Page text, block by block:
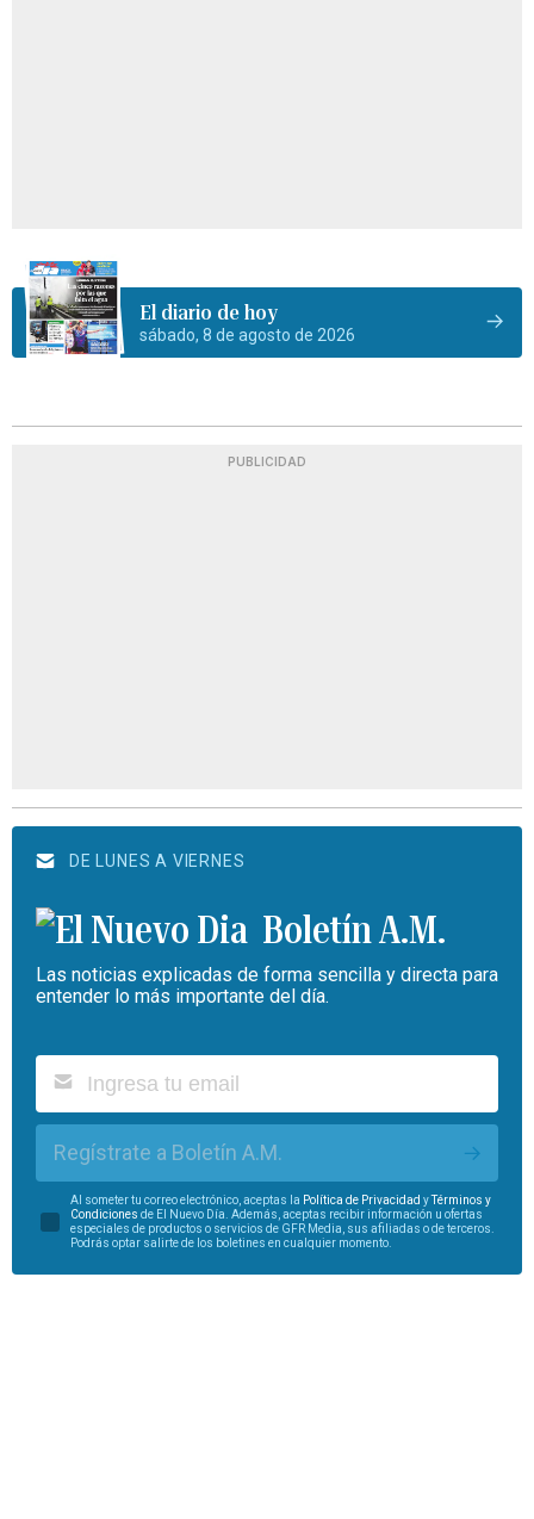
El diario de hoy
sábado, 8 de agosto de 2026
PUBLICIDAD
DE LUNES A VIERNES
Boletín A.M.
Las noticias explicadas de forma sencilla y directa para
entender lo más importante del día.
Regístrate a Boletín A.M.
Al someter tu correo electrónico, aceptas la Política de Privacidad yTérminos y
Condiciones de El Nuevo Día. Además, aceptas recibir información u ofertas
especiales de productos o servicios de GFR Media, sus afiliadas o de terceros.
Podrás optar salirte de los boletines en cualquier momento.